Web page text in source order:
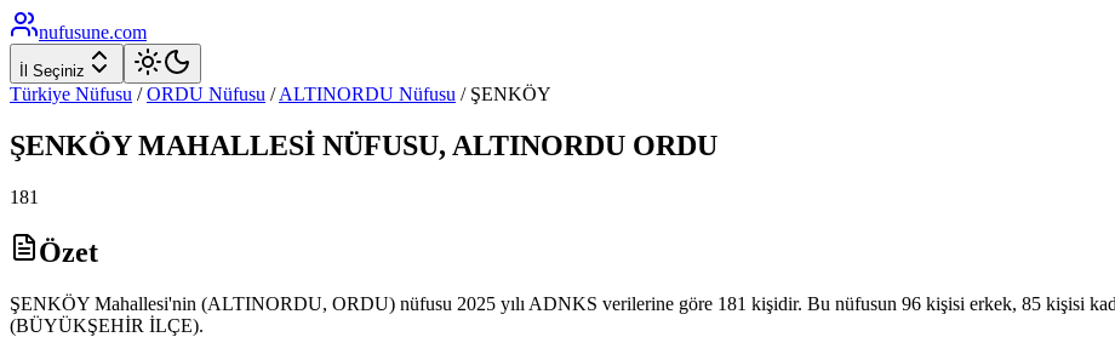
nufusune.com
İl Seçiniz
Türkiye Nüfusu / ORDU Nüfusu / ALTINORDU Nüfusu / ŞENKÖY
ŞENKÖYMAHALLESİ NÜFUSU, ALTINORDU ORDU
181
Özet
ŞENKÖY Mahallesi'nin (ALTINORDU, ORDU) nüfusu 2025 yılı ADNKS verilerine göre 181 kişidir. Bu nüfusun 96 kişisi erkek, 85 kişisi
(BÜYÜKŞEHİR İLÇE).